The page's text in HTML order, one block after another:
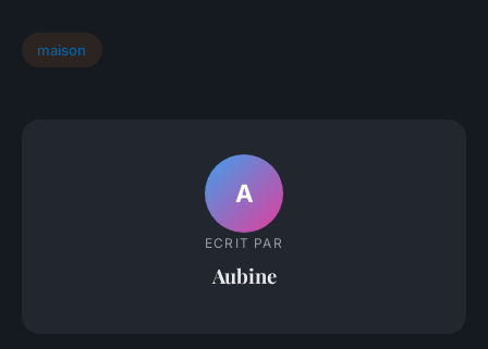
maison
A
ECRIT PAR
Aubine